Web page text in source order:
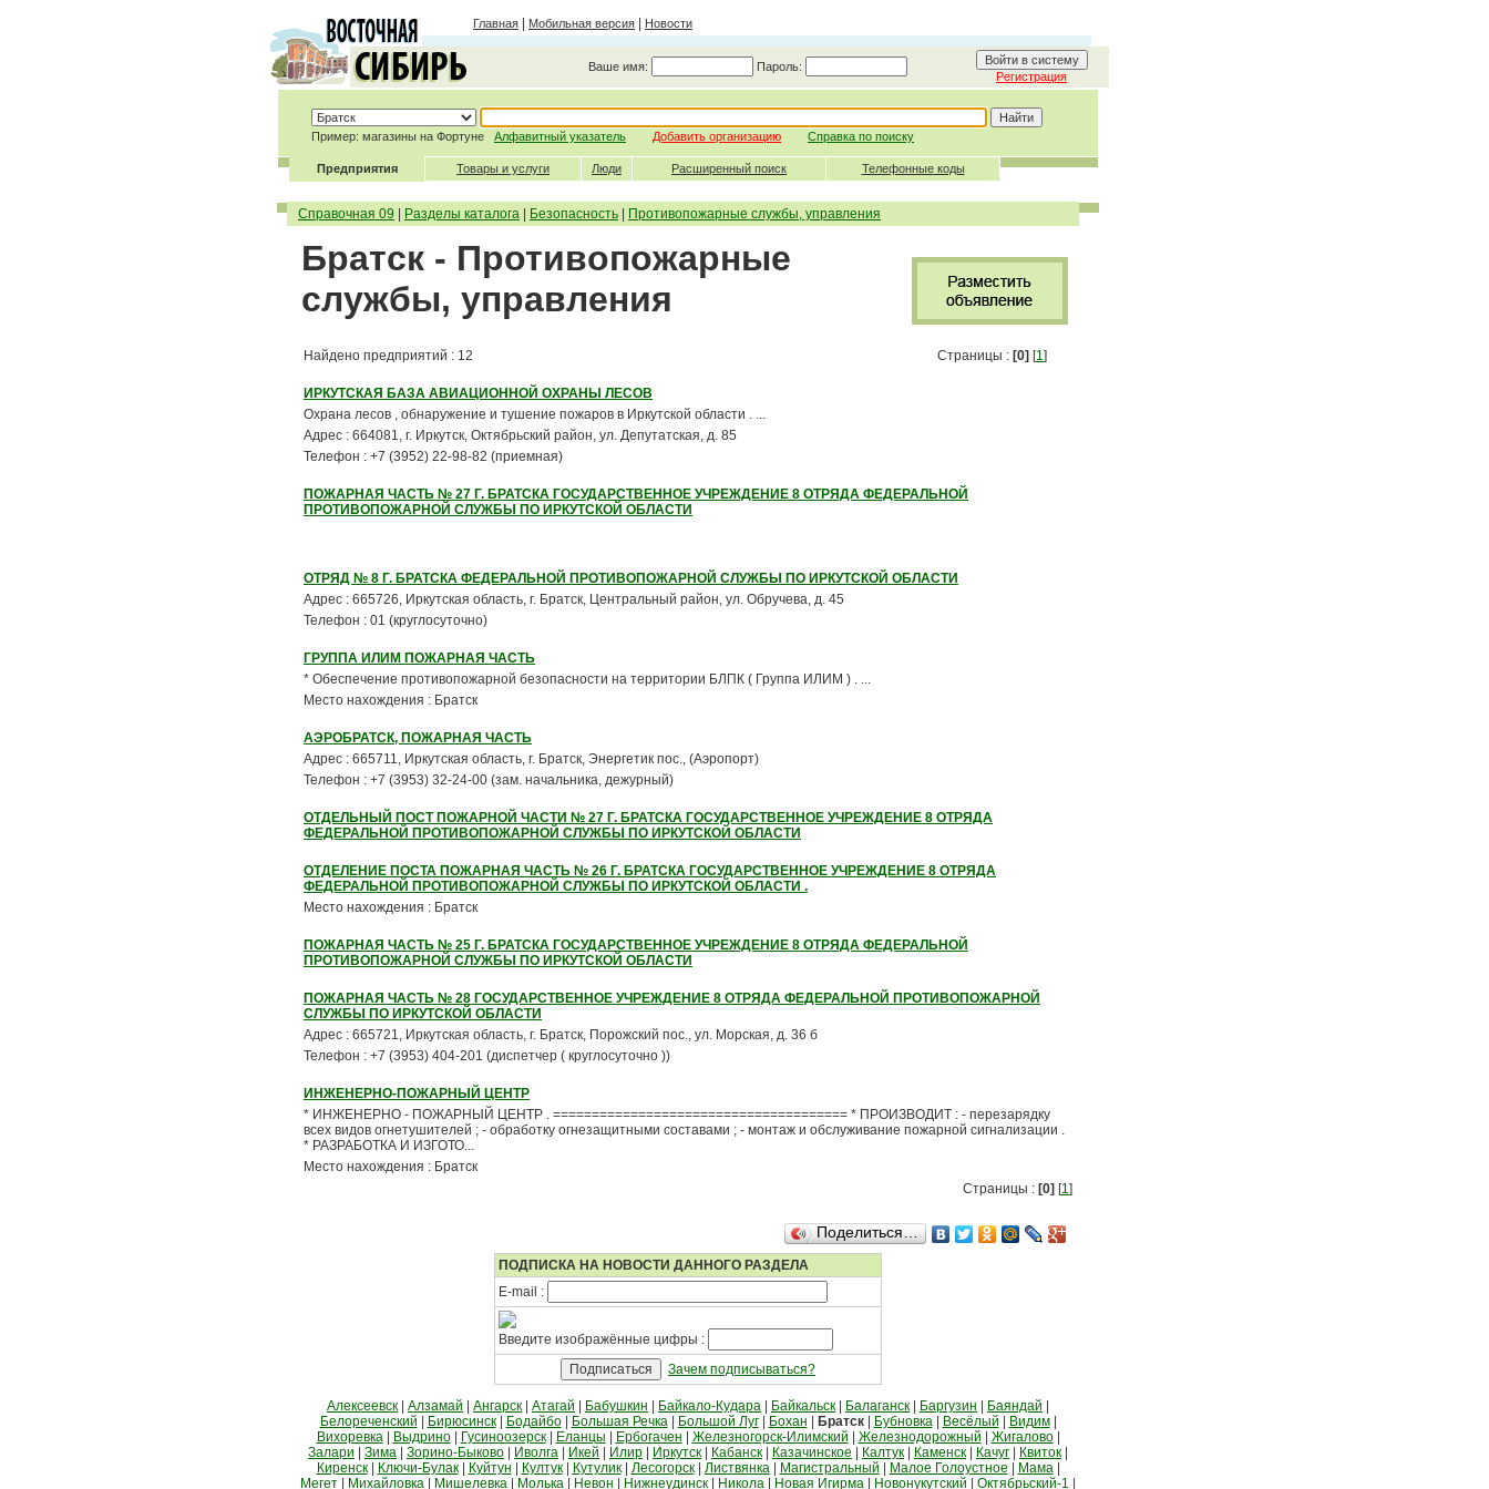
Главная Мобильная версия Новости
Ваше имя: Пароль:
Регистрация
Пример: магазины на Фортуне Алфавитный указатель Добавить организацию Справка по поиску
Предприятия Товары и услуги Люди Расширенный поиск Телефонные коды
Справочная 09 Разделы каталога Безопасность Противопожарные службы, управления
Братск - Противопожарные
службы, управления
Найдено предприятий : 12 Страницы : [0] [1]
ИРКУТСКАЯ БАЗА АВИАЦИОННОЙ ОХРАНЫ ЛЕСОВ
Охрана лесов , обнаружение и тушение пожаров в Иркутской области . ...
Адрес : 664081, г. Иркутск, Октябрьский район, ул. Депутатская, д. 85
Телефон : +7 (3952) 22-98-82 (приемная)
ПОЖАРНАЯ ЧАСТЬ № 27 Г. БРАТСКА ГОСУДАРСТВЕННОЕ УЧРЕЖДЕНИЕ 8 ОТРЯДА ФЕДЕРАЛЬНОЙ
ПРОТИВОПОЖАРНОЙ СЛУЖБЫ ПО ИРКУТСКОЙ ОБЛАСТИ
ОТРЯД № 8 Г. БРАТСКА ФЕДЕРАЛЬНОЙ ПРОТИВОПОЖАРНОЙ СЛУЖБЫ ПО ИРКУТСКОЙ ОБЛАСТИ
Адрес : 665726, Иркутская область, г. Братск, Центральный район, ул. Обручева, д. 45
Телефон : 01 (круглосуточно)
ГРУППА ИЛИМ ПОЖАРНАЯ ЧАСТЬ
* Обеспечение противопожарной безопасности на территории БЛПК ( Группа ИЛИМ ) . ...
Место нахождения : Братск
АЭРОБРАТСК, ПОЖАРНАЯ ЧАСТЬ
Адрес : 665711, Иркутская область, г. Братск, Энергетик пос., (Аэропорт)
Телефон : +7 (3953) 32-24-00 (зам. начальника, дежурный)
ОТДЕЛЬНЫЙ ПОСТ ПОЖАРНОЙ ЧАСТИ № 27 Г. БРАТСКА ГОСУДАРСТВЕННОЕ УЧРЕЖДЕНИЕ 8 ОТРЯДА
ФЕДЕРАЛЬНОЙ ПРОТИВОПОЖАРНОЙ СЛУЖБЫ ПО ИРКУТСКОЙ ОБЛАСТИ
ОТДЕЛЕНИЕ ПОСТА ПОЖАРНАЯ ЧАСТЬ № 26 Г. БРАТСКА ГОСУДАРСТВЕННОЕ УЧРЕЖДЕНИЕ 8 ОТРЯДА
ФЕДЕРАЛЬНОЙ ПРОТИВОПОЖАРНОЙ СЛУЖБЫ ПО ИРКУТСКОЙ ОБЛАСТИ .
Место нахождения : Братск
ПОЖАРНАЯ ЧАСТЬ № 25 Г. БРАТСКА ГОСУДАРСТВЕННОЕ УЧРЕЖДЕНИЕ 8 ОТРЯДА ФЕДЕРАЛЬНОЙ
ПРОТИВОПОЖАРНОЙ СЛУЖБЫ ПО ИРКУТСКОЙ ОБЛАСТИ
ПОЖАРНАЯ ЧАСТЬ № 28 ГОСУДАРСТВЕННОЕ УЧРЕЖДЕНИЕ 8 ОТРЯДА ФЕДЕРАЛЬНОЙ ПРОТИВОПОЖАРНОЙ
СЛУЖБЫ ПО ИРКУТСКОЙ ОБЛАСТИ
Адрес : 665721, Иркутская область, г. Братск, Порожский пос., ул. Морская, д. 36 б
Телефон : +7 (3953) 404-201 (диспетчер ( круглосуточно ))
ИНЖЕНЕРНО-ПОЖАРНЫЙ ЦЕНТР
* ИНЖЕНЕРНО - ПОЖАРНЫЙ ЦЕНТР . ====================================== * ПРОИЗВОДИТ : - перезарядку
всех видов огнетушителей ; - обработку огнезащитными составами ; - монтаж и обслуживание пожарной сигнализации .
* РАЗРАБОТКА И ИЗГОТО...
Место нахождения : Братск
Страницы : [0] [1]
Поделиться…
ПОДПИСКА НА НОВОСТИ ДАННОГО РАЗДЕЛА
E-mail :
Введите изображённые цифры :
Зачем подписываться?
Алексеевск Алзамай Ангарск Атагай Бабушкин Байкало-Кудара Байкальск Балаганск Баргузин Баяндай
Белореченский
Бирюсинск| Бодайбо| Большая Речка| Большой Луг| Бохан Братск| Бубновка| Весёлый Видим|
Вихоревка| Выдрино| Гусиноозерск| Еланцы Ербогачен Железногорск-Илимский Железнодорожный Жигалово|
Залари
Зима Зорино-Быково Иволга Икей Илир Иркутск Кабанск Казачинское Калтук Каменск Качуг Квиток
Киренск| Ключи-Булак| Куйтун Култук| Кутулик| Лесогорск| Листвянка| Магистральный Малое Голоустное Мама|
Мегет
Михайловка Мишелевка Молька Невон Нижнеудинск Никола Новая Игирма Новонукутский Октябрьский-1